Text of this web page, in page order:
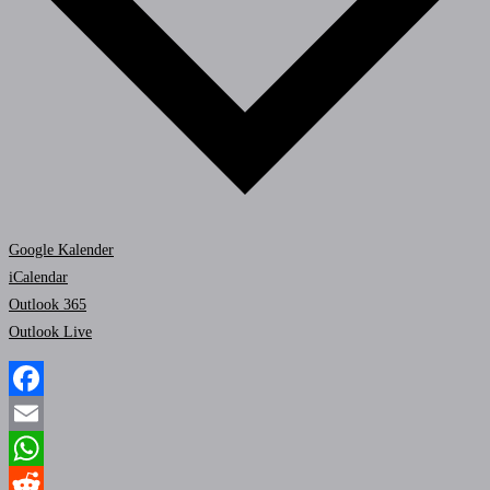
Google Kalender
iCalendar
Outlook 365
Outlook Live
Facebook
Email
WhatsApp